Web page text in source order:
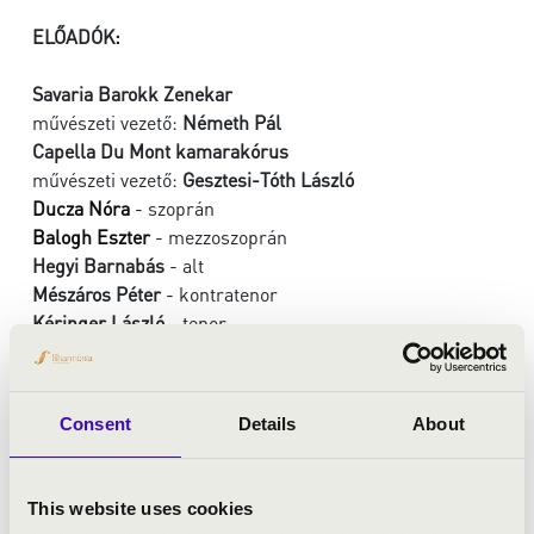
Consent Details About
This website uses cookies
ELŐADÓK:
Savaria Barokk Zenekar
művészeti vezető: Németh Pál
Capella Du Mont kamarakórus
művészeti vezető: Gesztesi-Tóth László
Ducza Nóra - szoprán
Balogh Eszter- mezzoszoprán
Hegyi Barnabás - alt
Mészáros Péter- kontratenor
Kéringer László - tenor
Najbauer Lóránt